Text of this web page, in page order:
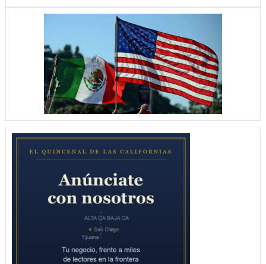
CORONA
BIEN
PUESTA